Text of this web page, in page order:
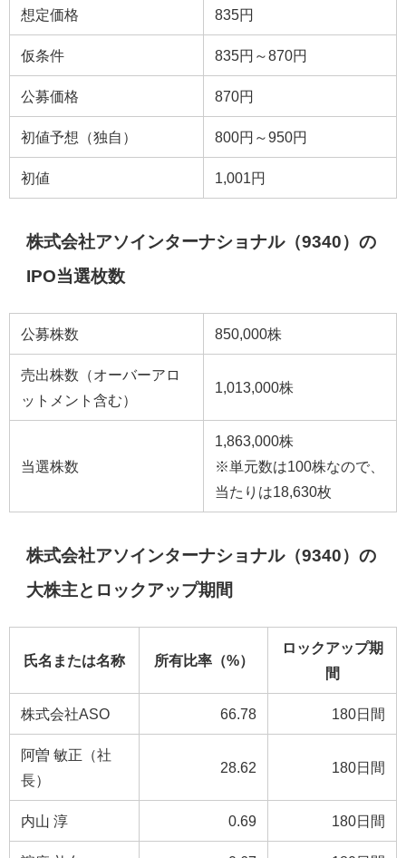
想定価格 835円
仮条件 835円～870円
公募価格 870円
初値予想（独自） 800円～950円
初値 1,001円
株式会社アソインターナショナル（9340）の
IPO当選枚数
公募株数 850,000株
売出株数（オーバーアロ
ットメント含む）
1,013,000株
当選株数
1,863,000株
※単元数は100株なので、
当たりは18,630枚
株式会社アソインターナショナル（9340）の
大株主とロックアップ期間
氏名または名称 所有比率（%）
ロックアップ期
間
株式会社ASO 66.78 180日間
阿曽 敏正（社
長）
28.62 180日間
内山 淳 0.69 180日間